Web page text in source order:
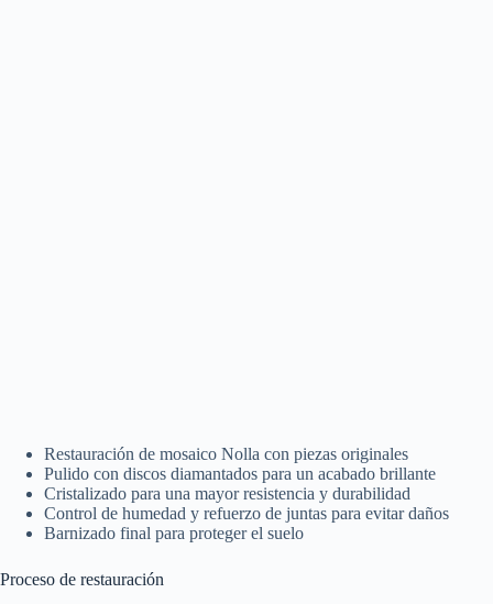
Restauración de mosaico Nolla con piezas originales
Pulido con discos diamantados para un acabado brillante
Cristalizado para una mayor resistencia y durabilidad
Control de humedad y refuerzo de juntas para evitar daños
Barnizado final para proteger el suelo
Proceso de restauración